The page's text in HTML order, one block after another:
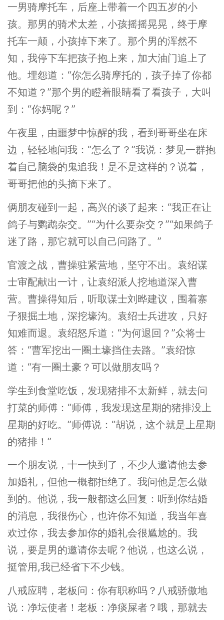
一男骑摩托车，后座上带着一个四五岁的小
孩。那男的骑术太差，小孩摇摇晃晃，终于摩
托车一颠，小孩掉下来了。那个男的浑然不
知，我停下车把孩子抱上来，加大油门追上了
他。埋怨道：“你怎么骑摩托的，孩子掉了你都
不知道？”那个男的瞪着眼睛看了看孩子，大叫
到：“你妈呢？”
午夜里，由噩梦中惊醒的我，看到哥哥坐在床
边，轻轻地问我：“怎么了？”我说：梦见一群抱
着自己脑袋的鬼追我！是不是这样的？说着，
哥哥把他的头摘下来了。
俩朋友碰到一起，高兴的谈了起来：“我正在让
鸽子与鹦鹉杂交。”“为什么要杂交？”“如果鸽子
迷了路，那它就可以自己问路了。”
官渡之战，曹操驻紧营地，坚守不出。袁绍谋
士审配献出一计，让袁绍派人挖地道深入曹
营。曹操得知后，听取谋士刘晔建议，围着寨
子狠掘土地，深挖壕沟。袁绍士兵进攻，只好
知难而退。袁绍怒斥道：“为何退回？”众将士
答：“曹军挖出一圈土壕挡住去路。”袁绍惊
道：“有一圈土豪？可以做朋友吗？
学生到食堂吃饭，发现猪排不太新鲜，就去问
打菜的师傅：“师傅，我发现这星期的猪排没上
星期的好吃。”师傅说：“胡说，这个就是上星期
的猪排！”
一个朋友说，十一快到了，不少人邀请他去参
加婚礼，但他一概都拒绝了。我问他是怎么做
到的。他说，我一般都这么回复：听到你结婚
的消息，我很伤心，也许你不知道，我当年喜
欢过你，我去参加你的婚礼会很尴尬的。我
说，要是男的邀请你去呢？他说，也这么说，
挺管用,我已经省下不少钱。
八戒应聘，老板问：你有职称吗？八戒骄傲地
说：净坛使者！老板：净痰屎者？哦，那就去